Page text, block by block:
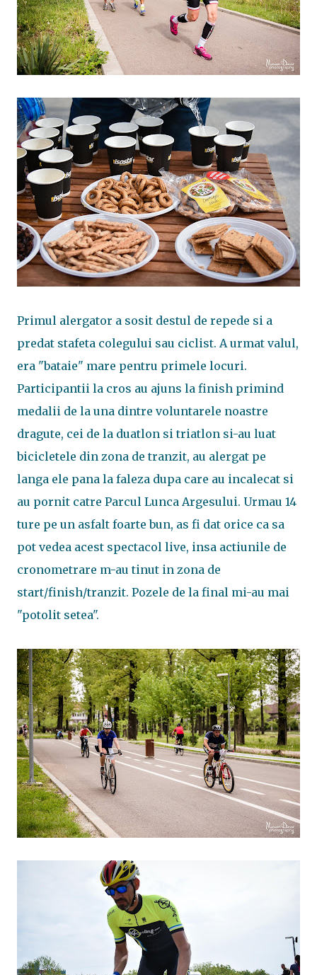
Primul alergator a sosit destul de repede si a
predat stafeta colegului sau ciclist. A urmat valul,
era "bataie" mare pentru primele locuri.
Participantii la cros au ajuns la finish primind
medalii de la una dintre voluntarele noastre
dragute, cei de la duatlon si triatlon si-au luat
bicicletele din zona de tranzit, au alergat pe
langa ele pana la faleza dupa care au incalecat si
au pornit catre Parcul Lunca Argesului. Urmau 14
ture pe un asfalt foarte bun, as fi dat orice ca sa
pot vedea acest spectacol live, insa actiunile de
cronometrare m-au tinut in zona de
start/finish/tranzit. Pozele de la final mi-au mai
"potolit setea".